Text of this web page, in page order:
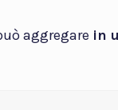
aggregare in